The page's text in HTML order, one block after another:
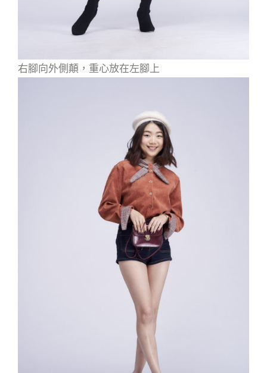
右腳向外側顛，重心放在左腳上